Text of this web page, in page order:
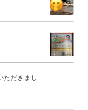
ただきまし